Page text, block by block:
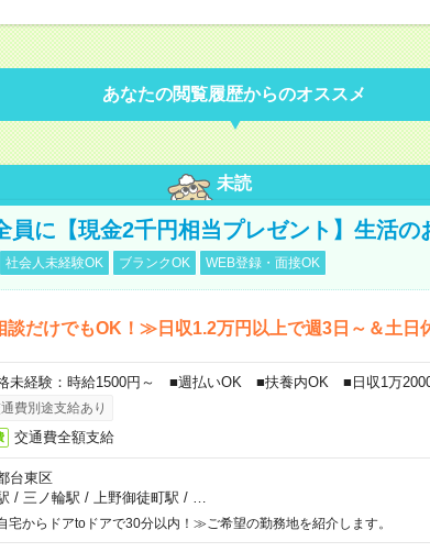
あなたの閲覧履歴からのオススメ
未読
員に【現金2千円相当プレゼント】生活の
社会人未経験OK ブランクOK WEB登録・面接OK
だけでもOK！≫日収1.2万円以上で週3日～＆土日
未経験：時給1500円～ ■週払いOK ■扶養内OK ■日収1万
費別途支給あり
交通費全額支給
台東区
/ 三ノ輪駅 / 上野御徒町駅 /
宅からドアtoドアで30分以内！≫ご希望の勤務地を紹介します。